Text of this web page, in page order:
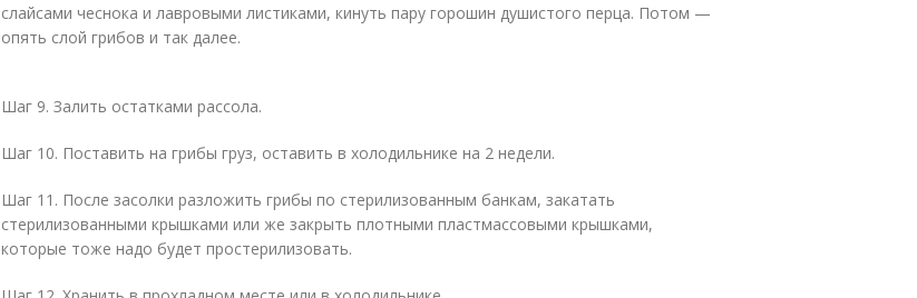
слайсами чеснока и лавровыми листиками, кинуть пару горошин душистого перца. Потом —
опять слой грибов и так далее.
Шаг 9. Залить остатками рассола.
Шаг 10. Поставить на грибы груз, оставить в холодильнике на 2 недели.
Шаг 11. После засолки разложить грибы по стерилизованным банкам, закатать
стерилизованными крышками или же закрыть плотными пластмассовыми крышками,
которые тоже надо будет простерилизовать.